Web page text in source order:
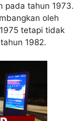
pada tahun 1973.
oleh
tetapi tidak
1982.